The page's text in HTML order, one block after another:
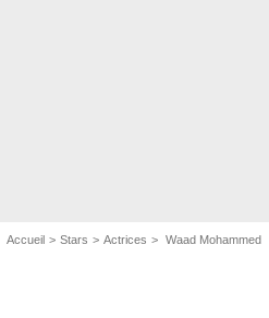
Accueil Stars Actrices Waad Mohammed